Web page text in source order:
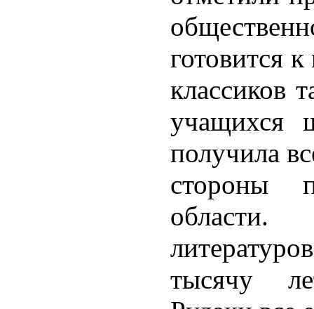
готовится
классиков
учащихся
получила
стороны
тысячу